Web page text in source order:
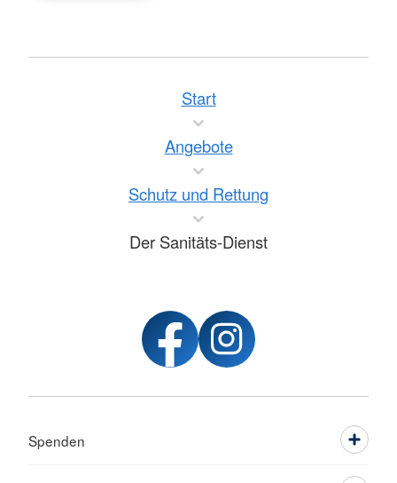
Start
Angebote
Schutz und Rettung
Der Sanitäts-Dienst
Spenden